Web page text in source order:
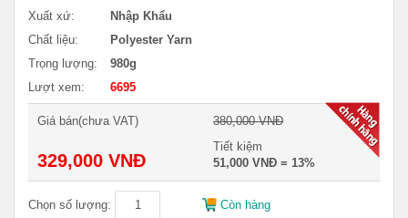
Xuất xứ:
Nhập Khẩu
Chất liệu:
Polyester Yarn
Trọng lượng:
980g
Lượt xem:
6695
Giá bán(chưa VAT)
329,000 VNĐ
380,000 VNĐ
Tiết kiệm
51,000 VNĐ = 13%
Chọn số lượng: Còn hàng